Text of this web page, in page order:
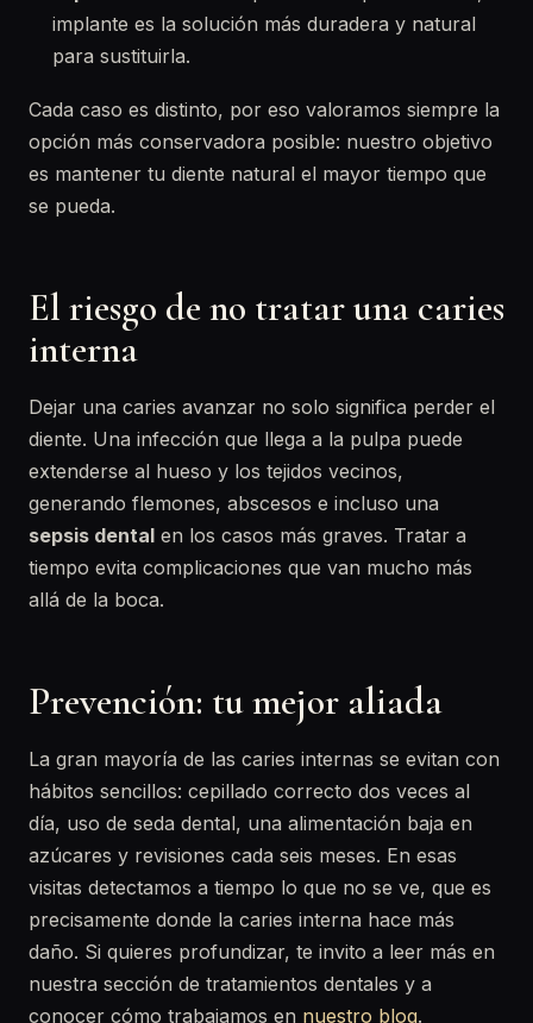
implante es la solución más duradera y natural
para sustituirla.
Cada caso es distinto, por eso valoramos siempre la
opción más conservadora posible: nuestro objetivo
es mantener tu diente natural el mayor tiempo que
se pueda.
El riesgo de no tratar una caries
interna
Dejar una caries avanzar no solo significa perder el
diente. Una infección que llega a la pulpa puede
extenderse al hueso y los tejidos vecinos,
generando flemones, abscesos e incluso una
sepsis dental en los casos más graves. Tratar a
tiempo evita complicaciones que van mucho más
allá de la boca.
Prevención: tu mejor aliada
La gran mayoría de las caries internas se evitan con
hábitos sencillos: cepillado correcto dos veces al
día, uso de seda dental, una alimentación baja en
azúcares y revisiones cada seis meses. En esas
visitas detectamos a tiempo lo que no se ve, que es
precisamente donde la caries interna hace más
daño. Si quieres profundizar, te invito a leer más en
nuestra sección de tratamientos dentales y a
conocer cómo trabajamos en nuestro blog.